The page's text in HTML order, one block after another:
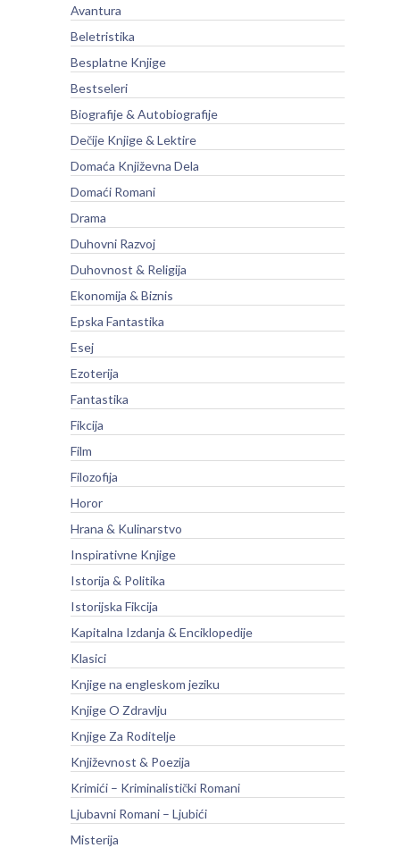
Avantura
Beletristika
Besplatne Knjige
Bestseleri
Biografije & Autobiografije
Dečije Knjige & Lektire
Domaća Književna Dela
Domaći Romani
Drama
Duhovni Razvoj
Duhovnost & Religija
Ekonomija & Biznis
Epska Fantastika
Esej
Ezoterija
Fantastika
Fikcija
Film
Filozofija
Horor
Hrana & Kulinarstvo
Inspirativne Knjige
Istorija & Politika
Istorijska Fikcija
Kapitalna Izdanja & Enciklopedije
Klasici
Knjige na engleskom jeziku
Knjige O Zdravlju
Knjige Za Roditelje
Književnost & Poezija
Krimići – Kriminalistički Romani
Ljubavni Romani – Ljubići
Misterija